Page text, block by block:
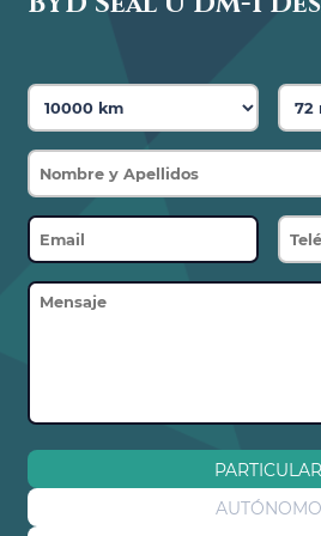
PARTICULAR
AUTÓNOMO